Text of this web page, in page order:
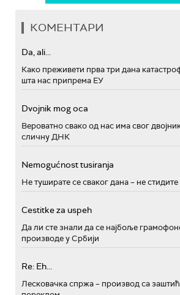
КОМЕНТАРИ
Da, ali...
Како преживети прва три дана
шта нас припрема ЕУ
Dvojnik mog oca
Вероватно свако од нас има свог
сличну ДНК
Nemogućnost tusiranja
Не туширате се сваког дана – не стидите
Cestitke za uspeh
Да ли сте знали да се најбоље
производе у Србији
Re: Eh...
Лесковачка спржа – производ са